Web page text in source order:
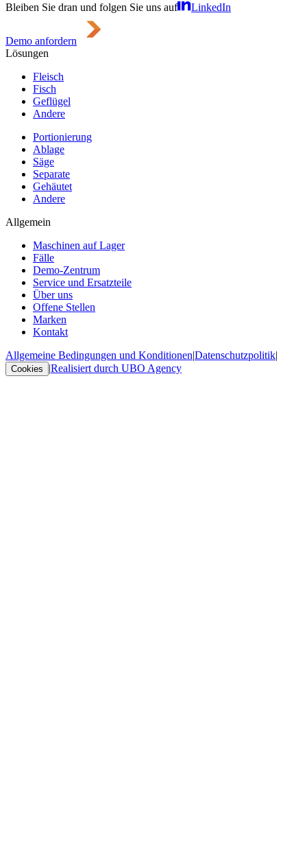
Bleiben Sie dran und folgen Sie uns auf
LinkedIn
Demo anfordern
Lösungen
Fleisch
Fisch
Geflügel
Andere
Portionierung
Ablage
Säge
Separate
Gehäutet
Andere
Allgemein
Maschinen auf Lager
Fälle
Demo-Zentrum
Service und Ersatzteile
Über uns
Offene Stellen
Marken
Kontakt
Allgemeine Bedingungen und Konditionen|Datenschutzpolitik|
Cookies |Realisiert durch UBO Agency